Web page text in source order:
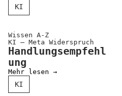
KI
Wissen A-Z
KI – Meta Wider­spruch
Handlungsempfehl
ung
Mehr lesen →
KI